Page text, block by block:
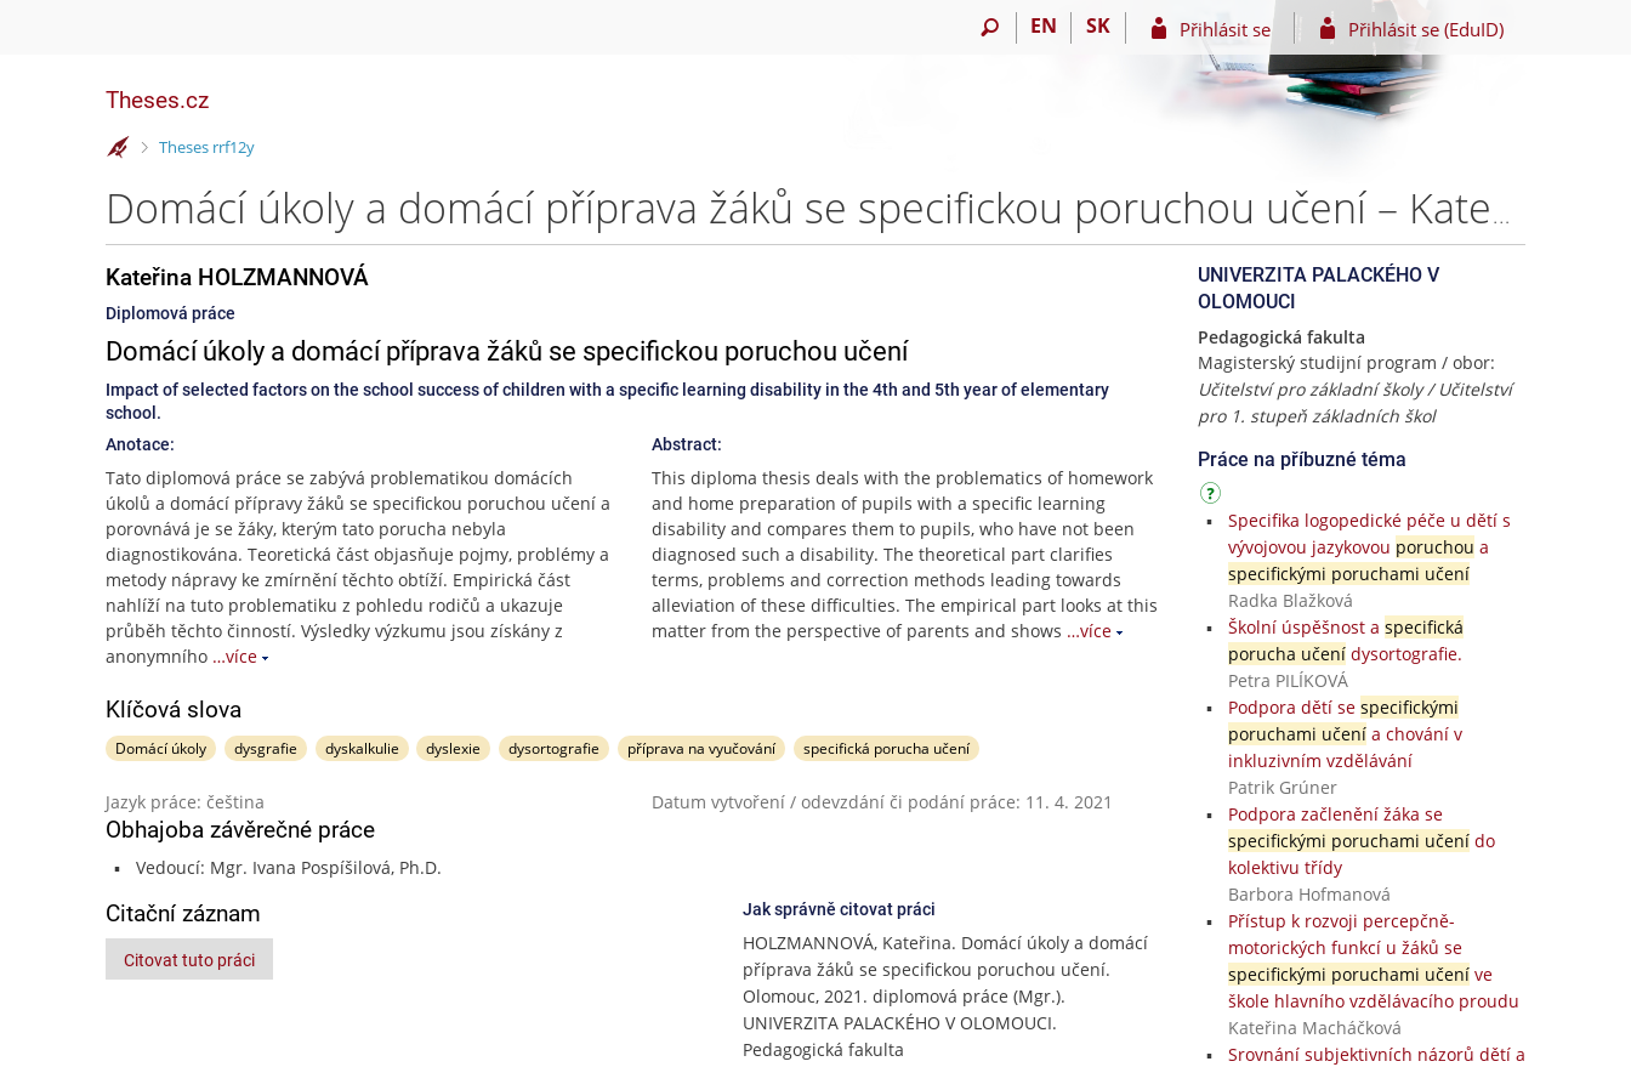
EN SK Přihlásit se Přihlásit se (EduID)
Theses.cz
>
Theses rrf12y
Domácí úkoly a domácí příprava žáků se specifickou poruchou učení – Kateřina HOLZMANNOVÁ
Kateřina HOLZMANNOVÁ
Diplomová práce
Domácí úkoly a domácí příprava žáků se specifickou poruchou učení
Impact of selected factors on the school success of children with a specific learning disability in the 4th and 5th year of elementary
school.
Anotace:
Tato diplomová práce se zabývá problematikou domácích
úkolů a domácí přípravy žáků se specifickou poruchou učení a
porovnává je se žáky, kterým tato porucha nebyla
diagnostikována. Teoretická část objasňuje pojmy, problémy a
metody nápravy ke zmírnění těchto obtíží. Empirická část
nahlíží na tuto problematiku z pohledu rodičů a ukazuje
průběh těchto činností. Výsledky výzkumu jsou získány z
anonymního …více
Abstract:
This diploma thesis deals with the problematics of homework
and home preparation of pupils with a specific learning
disability and compares them to pupils, who have not been
diagnosed such a disability. The theoretical part clarifies
terms, problems and correction methods leading towards
alleviation of these difficulties. The empirical part looks at this
matter from the perspective of parents and shows …více
Klíčová slova
Domácí úkoly dysgrafie dyskalkulie dyslexie dysortografie příprava na vyučování specifická porucha učení
Jazyk práce: čeština Datum vytvoření / odevzdání či podání práce: 11. 4. 2021
Obhajoba závěrečné práce
Vedoucí: Mgr. Ivana Pospíšilová, Ph.D.
Citační záznam
Citovat tuto práci
Jak správně citovat práci
HOLZMANNOVÁ, Kateřina. Domácí úkoly a domácí
příprava žáků se specifickou poruchou učení.
Olomouc, 2021. diplomová práce (Mgr.).
UNIVERZITA PALACKÉHO V OLOMOUCI.
Pedagogická fakulta
UNIVERZITA PALACKÉHO V
OLOMOUCI
Pedagogická fakulta
Magisterský studijní program / obor:
Učitelství pro základní školy / Učitelství
pro 1. stupeň základních škol
Práce na příbuzné téma
Specifika logopedické péče u dětí s
vývojovou jazykovou poruchou a
specifickými poruchami učení
Radka Blažková
Školní úspěšnost a specifická
porucha učenídysortografie.
Petra PILÍKOVÁ
Podpora dětí se specifickými
poruchami učenía chování v
inkluzivním vzdělávání
Patrik Grúner
Podpora začlenění žáka se
specifickými poruchami učenído
kolektivu třídy
Barbora Hofmanová
Přístup k rozvoji percepčně-
motorických funkcí u žáků se
specifickými poruchami učeníve
škole hlavního vzdělávacího proudu
Kateřina Macháčková
Srovnání subjektivních názorů dětí a